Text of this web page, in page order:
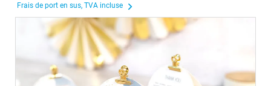
Frais de port en sus, TVA incluse